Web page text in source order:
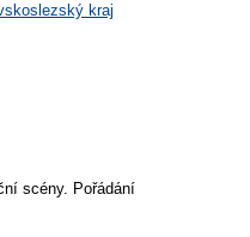
kraj
scény. Pořádání